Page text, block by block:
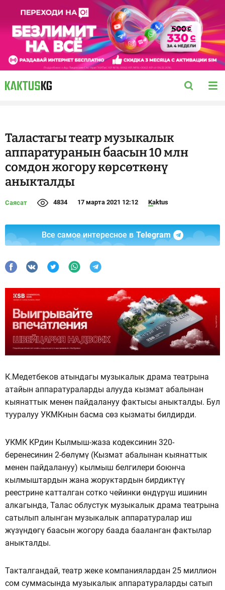
Таластагы театр музыкалык
аппаратуранын баасын 10 млн
сомдон жогору көрсөткөнү
аныкталды
Саясат 4834 17 марта 2021 12:12 Kaktus
Все самое интересное в Telegram
К.Медетбеков атындагы музыкалык драма театрына
атайын аппаратураларды алууда кызмат абалынан
кыянаттык менен пайдалануу фактысы аныкталды. Бул
тууралуу УКМКнын басма сөз кызматы билдирди.
УКМК КРдин Кылмыш-жаза кодексинин 320-
беренесинин 2-бөлүмү (Кызмат абалынан кыянаттык
менен пайдалануу) кылмыш белгилери боюнча
кылмыштардын жана жоруктардын бирдиктүү
реестрине катталган сотко чейинки өндүрүш ишинин
алкагында, Талас облустук музыкалык драма театрына
сатылып алынган музыкалык аппаратуралар иш
жүзүндөгү баасын жогору баада бааланган фактылар
аныкталды.
Такталгандай, театр жеке компаниялардан 25 миллион
сом суммасында музыкалык аппаратураларды сатып